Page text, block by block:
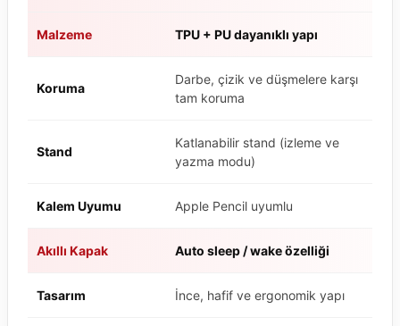
Malzeme TPU + PU dayanıklı yapı
Koruma
Darbe, çizik ve düşmelere karşı
tam koruma
Stand
Katlanabilir stand (izleme ve
yazma modu)
Kalem Uyumu Apple Pencil uyumlu
Akıllı Kapak Auto sleep / wake özelliği
Tasarım İnce, hafif ve ergonomik yapı